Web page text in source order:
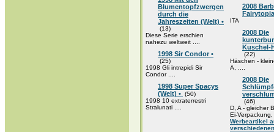
Blumentopfzwergen
durch die
Jahreszeiten (Welt) •
(13)
Diese Serie erschien
nahezu weltweit ....
1998 Sir Condor •
(25)
1998 Gli intrepidi Sir
Condor ....
1998 Super Spacys
(Welt) • (50)
1998 10 extraterrestri
Stralunati ....
2008
ITA
2008 Die
Kuschel-
(22)
Häschen -
A, ....
2008 Die
(46)
D, A - gleicher
Ei-
Werbeartikel